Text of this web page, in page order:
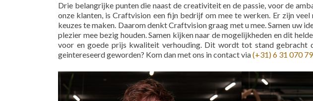
Drie belangrijke punten die naast de creativiteit en de passie, voor de
onze klanten, is Craftvision een fijn bedrijf om mee te werken. Er zijn
keuzes te maken. Daarom denkt Craftvision graag met u mee. Samen uw
plezier mee bezig houden. Samen kijken naar de mogelijkheden en dit
voor en goede prijs kwaliteit verhouding. Dit wordt tot stand gebracht
geintereseerd geworden? Kom dan met ons in contact via(+31) 6 31 070